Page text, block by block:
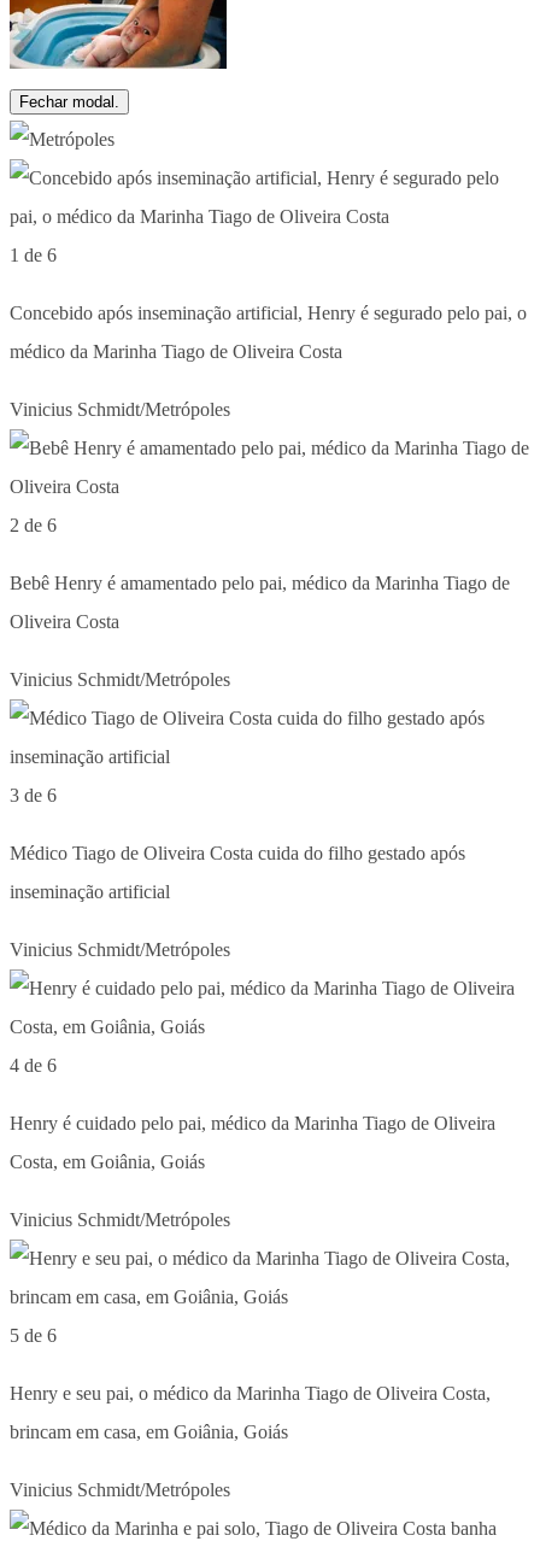
Fechar modal.
1 de 6
Concebido após inseminação artificial, Henry é segurado pelo pai, o
médico da Marinha Tiago de Oliveira Costa
Vinicius Schmidt/Metrópoles
2 de 6
Bebê Henry é amamentado pelo pai, médico da Marinha Tiago de
Oliveira Costa
Vinicius Schmidt/Metrópoles
3 de 6
Médico Tiago de Oliveira Costa cuida do filho gestado após
inseminação artificial
Vinicius Schmidt/Metrópoles
4 de 6
Henry é cuidado pelo pai, médico da Marinha Tiago de Oliveira
Costa, em Goiânia, Goiás
Vinicius Schmidt/Metrópoles
5 de 6
Henry e seu pai, o médico da Marinha Tiago de Oliveira Costa,
brincam em casa, em Goiânia, Goiás
Vinicius Schmidt/Metrópoles